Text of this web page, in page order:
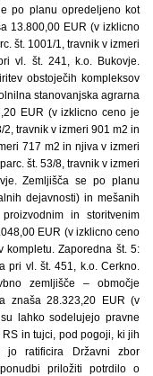
po planu opredeljeno kot
13.800,00 EUR (v izklicno
št. 1001/1, travnik v izmeri
vl. št. 241, k.o. Bukovje.
obstoječih kompleksov
stanovanjska agrarna
EUR (v izklicno ceno je
travnik v izmeri 901 m2 in
717 m2 in njiva v izmeri
št. 53/8, travnik v izmeri
Zemljišča se po planu
dejavnosti) in mešanih
in storitvenim
EUR (v izklicno ceno
kompletu. Zaporedna št. 5:
pri vl. št. 451, k.o. Cerkno.
zemljišče – območje
znaša 28.323,20 EUR (v
lahko sodelujejo pravne
in tujci, pod pogoji, ki jih
jo ratificira Državni zbor
priložiti potrdilo o